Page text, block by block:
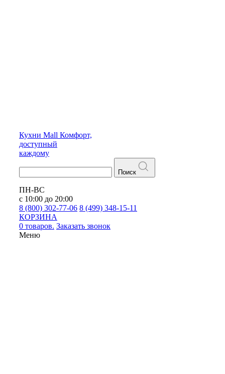
Кухни Mall Комфорт,
доступный
каждому
Поиск
ПН-ВС
с 10:00 до 20:00
8 (800) 302-77-06 8 (499) 348-15-11
КОРЗИНА
0 товаров. Заказать звонок
Меню